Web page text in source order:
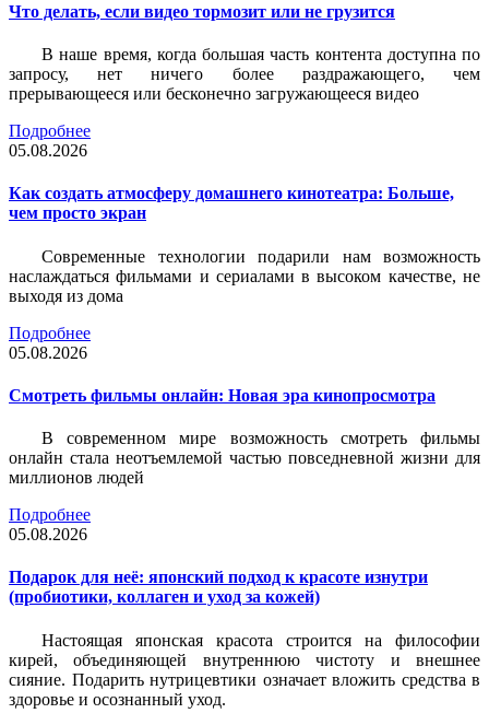
Что делать, если видео тормозит или не грузится
В наше время, когда большая часть контента доступна по
запросу, нет ничего более раздражающего, чем
прерывающееся или бесконечно загружающееся видео
Подробнее
05.08.2026
Как создать атмосферу домашнего кинотеатра: Больше,
чем просто экран
Современные технологии подарили нам возможность
наслаждаться фильмами и сериалами в высоком качестве, не
выходя из дома
Подробнее
05.08.2026
Смотреть фильмы онлайн: Новая эра кинопросмотра
В современном мире возможность смотреть фильмы
онлайн стала неотъемлемой частью повседневной жизни для
миллионов людей
Подробнее
05.08.2026
Подарок для неё: японский подход к красоте изнутри
(пробиотики, коллаген и уход за кожей)
Настоящая японская красота строится на философии
кирей, объединяющей внутреннюю чистоту и внешнее
сияние. Подарить нутрицевтики означает вложить средства в
здоровье и осознанный уход.